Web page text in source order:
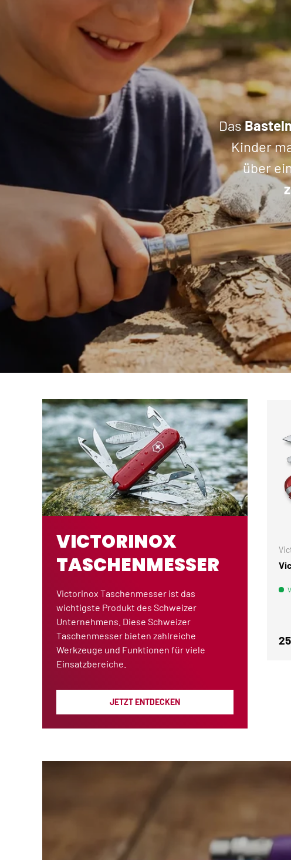
Das
Kinder
über
VICTORINOX
TASCHENMESSER
Victorinox Taschenmesser ist das
wichtigste Produkt des Schweizer
Unternehmens. Diese Schweizer
Taschenmesser bieten zahlreiche
Werkzeuge und Funktionen für viele
Einsatzbereiche.
JETZT ENTDECKEN